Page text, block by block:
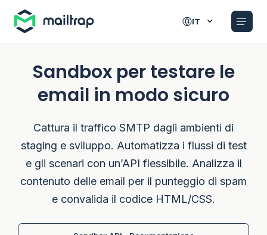
IT
Sandbox per testare le
email in modo sicuro
Cattura il traffico SMTP dagli ambienti di
staging e sviluppo. Automatizza i flussi di test
e gli scenari con un’API flessibile. Analizza il
contenuto delle email per il punteggio di spam
e convalida il codice HTML/CSS.